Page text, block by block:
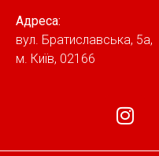
Адреса:
вул. Братиславська, 5а,
м. Київ, 02166